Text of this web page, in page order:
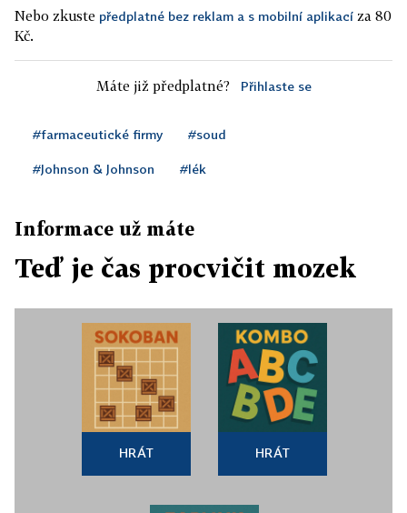
Nebo zkuste předplatné bez reklam a s mobilní aplikací za 80
Kč.
Máte již předplatné? Přihlaste se
#farmaceutické firmy #soud
#Johnson & Johnson #lék
Informace už máte
Teď je čas procvičit mozek
HRÁT HRÁT